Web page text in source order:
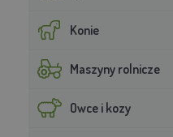
Konie
Maszyny rolnicze
Owce i kozy